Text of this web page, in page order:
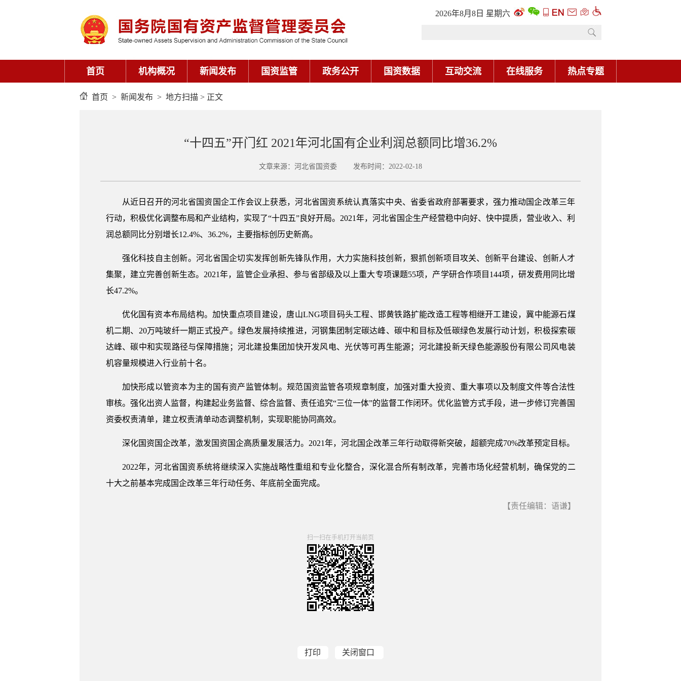
2026年8月8日 星期六
首页 机构概况 新闻发布 国资监管 政务公开 国资数据 互动交流 在线服务 热点专题
首页 > 新闻发布 > 地方扫描 > 正文
“十四五”开门红 2021年河北国有企业利润总额同比增36.2%
文章来源：河北省国资委 发布时间：2022-02-18
从近日召开的河北省国资国企工作会议上获悉，河北省国资系统认真落实中央、省委省政府部署要求，强力推动国企改革三年
行动，积极优化调整布局和产业结构，实现了“十四五”良好开局。2021年，河北省国企生产经营稳中向好、快中提质，营业收入、利
润总额同比分别增长12.4%、36.2%，主要指标创历史新高。
强化科技自主创新。河北省国企切实发挥创新先锋队作用，大力实施科技创新，狠抓创新项目攻关、创新平台建设、创新人才
集聚，建立完善创新生态。2021年，监管企业承担、参与省部级及以上重大专项课题55项，产学研合作项目144项，研发费用同比增
长47.2%。
优化国有资本布局结构。加快重点项目建设，唐山LNG项目码头工程、邯黄铁路扩能改造工程等相继开工建设，冀中能源石煤
机二期、20万吨玻纤一期正式投产。绿色发展持续推进，河钢集团制定碳达峰、碳中和目标及低碳绿色发展行动计划，积极探索碳
达峰、碳中和实现路径与保障措施；河北建投集团加快开发风电、光伏等可再生能源；河北建投新天绿色能源股份有限公司风电装
机容量规模进入行业前十名。
加快形成以管资本为主的国有资产监管体制。规范国资监管各项规章制度，加强对重大投资、重大事项以及制度文件等合法性
审核。强化出资人监督，构建起业务监督、综合监督、责任追究“三位一体”的监督工作闭环。优化监管方式手段，进一步修订完善国
资委权责清单，建立权责清单动态调整机制，实现职能协同高效。
深化国资国企改革，激发国资国企高质量发展活力。2021年，河北国企改革三年行动取得新突破，超额完成70%改革预定目标。
2022年，河北省国资系统将继续深入实施战略性重组和专业化整合，深化混合所有制改革，完善市场化经营机制，确保党的二
十大之前基本完成国企改革三年行动任务、年底前全面完成。
【责任编辑：语谦】
扫一扫在手机打开当前页
打印 关闭窗口